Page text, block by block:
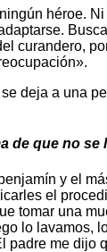
héroe.
curandero,
deja a una
de que no se
y el
el
tomar una
lo lavamos,
me